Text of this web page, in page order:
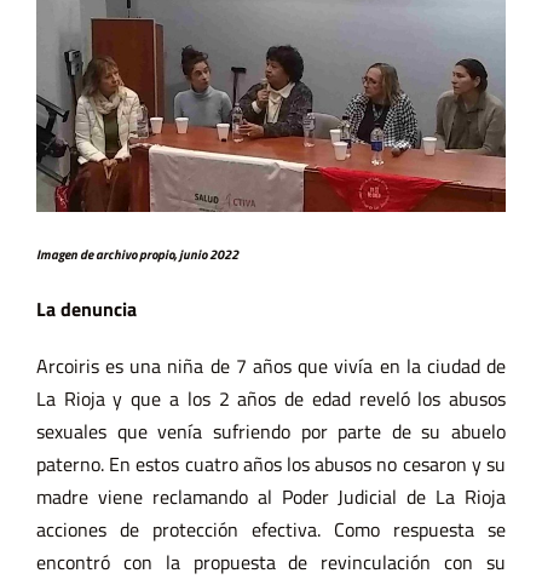
Imagen de archivo propio, junio 2022
La denuncia
Arcoiris es una niña de 7 años que vivía en la ciudad de
La Rioja y que a los 2 años de edad reveló los abusos
sexuales que venía sufriendo por parte de su abuelo
paterno. En estos cuatro años los abusos no cesaron y su
madre viene reclamando al Poder Judicial de La Rioja
acciones de protección efectiva. Como respuesta se
encontró con la propuesta de revinculación con su